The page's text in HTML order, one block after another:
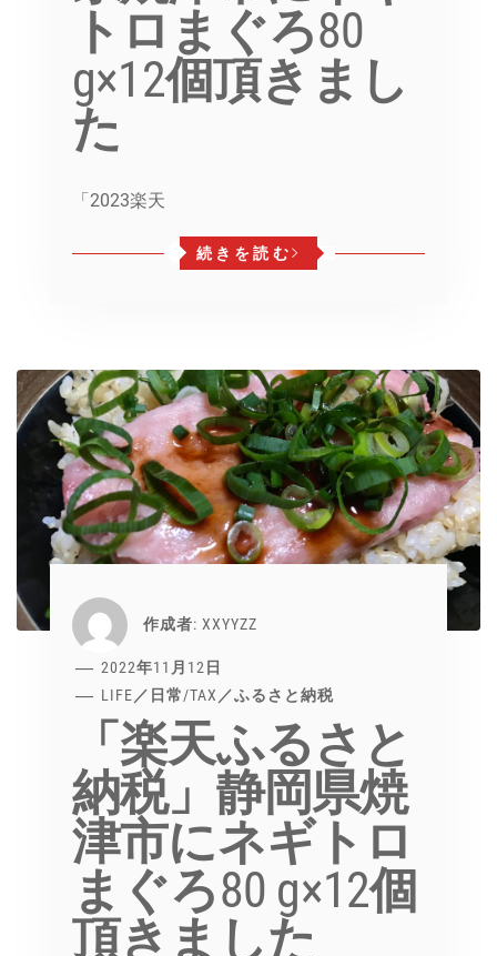
トロまぐろ80
g×12個頂きまし
た
「2023楽天
続きを読む
作成者: XXYYZZ
2022年11月12日
LIFE／日常/TAX／ふるさと納税
「楽天ふるさと
納税」静岡県焼
津市にネギトロ
まぐろ80 g×12個
頂きました